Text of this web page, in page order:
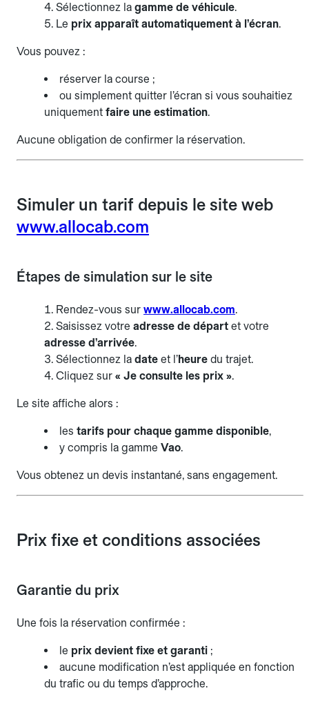
Sélectionnez la gamme de véhicule.
Le prix apparaît automatiquement à l’écran.
Vous pouvez :
réserver la course ;
ou simplement quitter l’écran si vous souhaitiez
uniquement faire une estimation.
Aucune obligation de confirmer la réservation.
Simuler un tarif depuis le site web
www.allocab.com
Étapes de simulation sur le site
Rendez-vous sur www.allocab.com.
Saisissez votre adresse de départ et votre
adresse d’arrivée.
Sélectionnez la date et l’heure du trajet.
Cliquez sur « Je consulte les prix ».
Le site affiche alors :
les tarifs pour chaque gamme disponible,
y compris la gamme Vao.
Vous obtenez un devis instantané, sans engagement.
Prix fixe et conditions associées
Garantie du prix
Une fois la réservation confirmée :
le prix devient fixe et garanti ;
aucune modification n’est appliquée en fonction
du trafic ou du temps d’approche.